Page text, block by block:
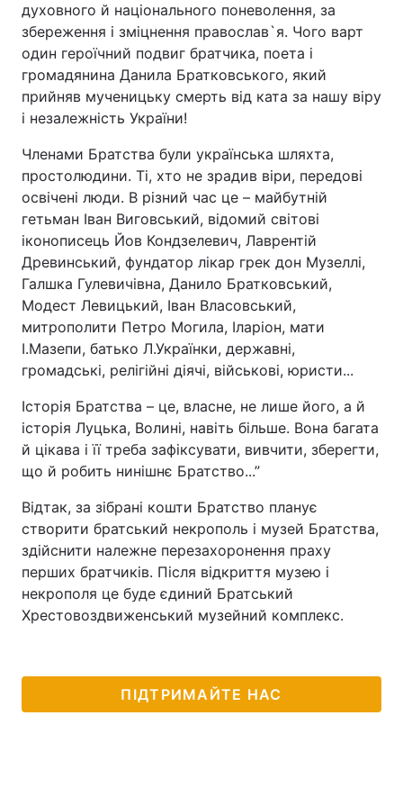
духовного й національного поневолення, за
збереження і зміцнення православ`я. Чого варт
один героїчний подвиг братчика, поета і
громадянина Данила Братковського, який
прийняв мученицьку смерть від ката за нашу віру
і незалежність України!
Членами Братства були українська шляхта,
простолюдини. Ті, хто не зрадив віри, передові
освічені люди. В різний час це – майбутній
гетьман Іван Виговський, відомий світові
іконописець Йов Кондзелевич, Лаврентій
Древинський, фундатор лікар грек дон Музеллі,
Галшка Гулевичівна, Данило Братковський,
Модест Левицький, Іван Власовський,
митрополити Петро Могила, Іларіон, мати
І.Мазепи, батько Л.Українки, державні,
громадські, релігійні діячі, військові, юристи...
Історія Братства – це, власне, не лише його, а й
історія Луцька, Волині, навіть більше. Вона багата
й цікава і її треба зафіксувати, вивчити, зберегти,
що й робить нинішнє Братство...”
Відтак, за зібрані кошти Братство планує
створити братський некрополь і музей Братства,
здійснити належне перезахоронення праху
перших братчиків. Після відкриття музею і
некрополя це буде єдиний Братський
Хрестовоздвиженський музейний комплекс.
ПІДТРИМАЙТЕ НАС